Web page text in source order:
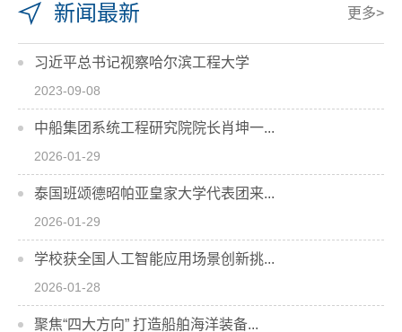
新闻最新 更多>
习近平总书记视察哈尔滨工程大学
2023-09-08
中船集团系统工程研究院院长肖坤一...
2026-01-29
泰国班颂德昭帕亚皇家大学代表团来...
2026-01-29
学校获全国人工智能应用场景创新挑...
2026-01-28
聚焦“四大方向” 打造船舶海洋装备...